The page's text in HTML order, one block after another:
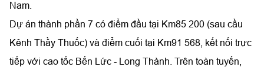
Nam.
Dự án thành phần 7 có điểm đầu tại Km85 200 (sau cầu
Kênh Thầy Thuốc) và điểm cuối tại Km91 568, kết nối trực
tiếp với cao tốc Bến Lức - Long Thành. Trên toàn tuyến,